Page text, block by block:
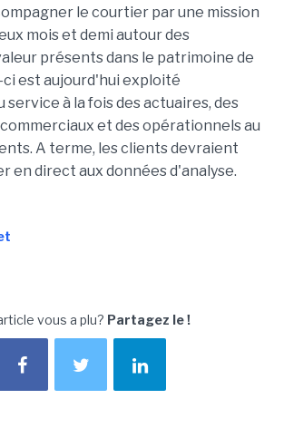
le courtier par une mission
mois et demi autour des
présents dans le patrimoine de
ci est aujourd'hui exploité
service à la fois des actuaires, des
et des opérationnels au
A terme, les clients devraient
en direct aux données d'analyse.
vous a plu? Partagez le !